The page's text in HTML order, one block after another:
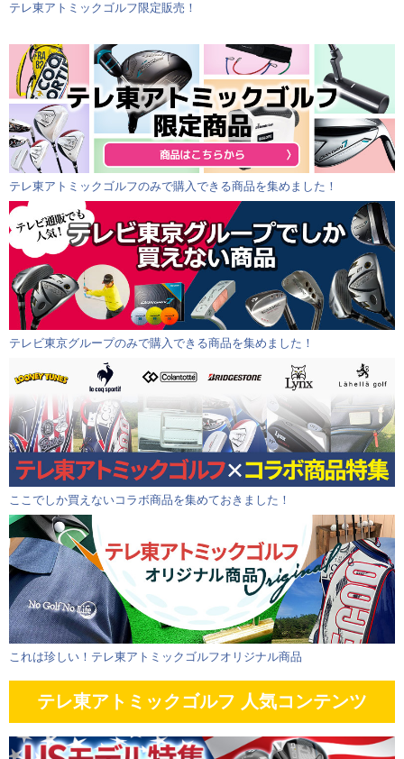
テレ東アトミックゴルフ限定販売！
テレ東アトミックゴルフのみで購入できる商品を集めました！
テレビ東京グループのみで購入できる商品を集めました！
ここでしか買えないコラボ商品を集めておきました！
これは珍しい！テレ東アトミックゴルフオリジナル商品
テレ東アトミックゴルフ 人気コンテンツ